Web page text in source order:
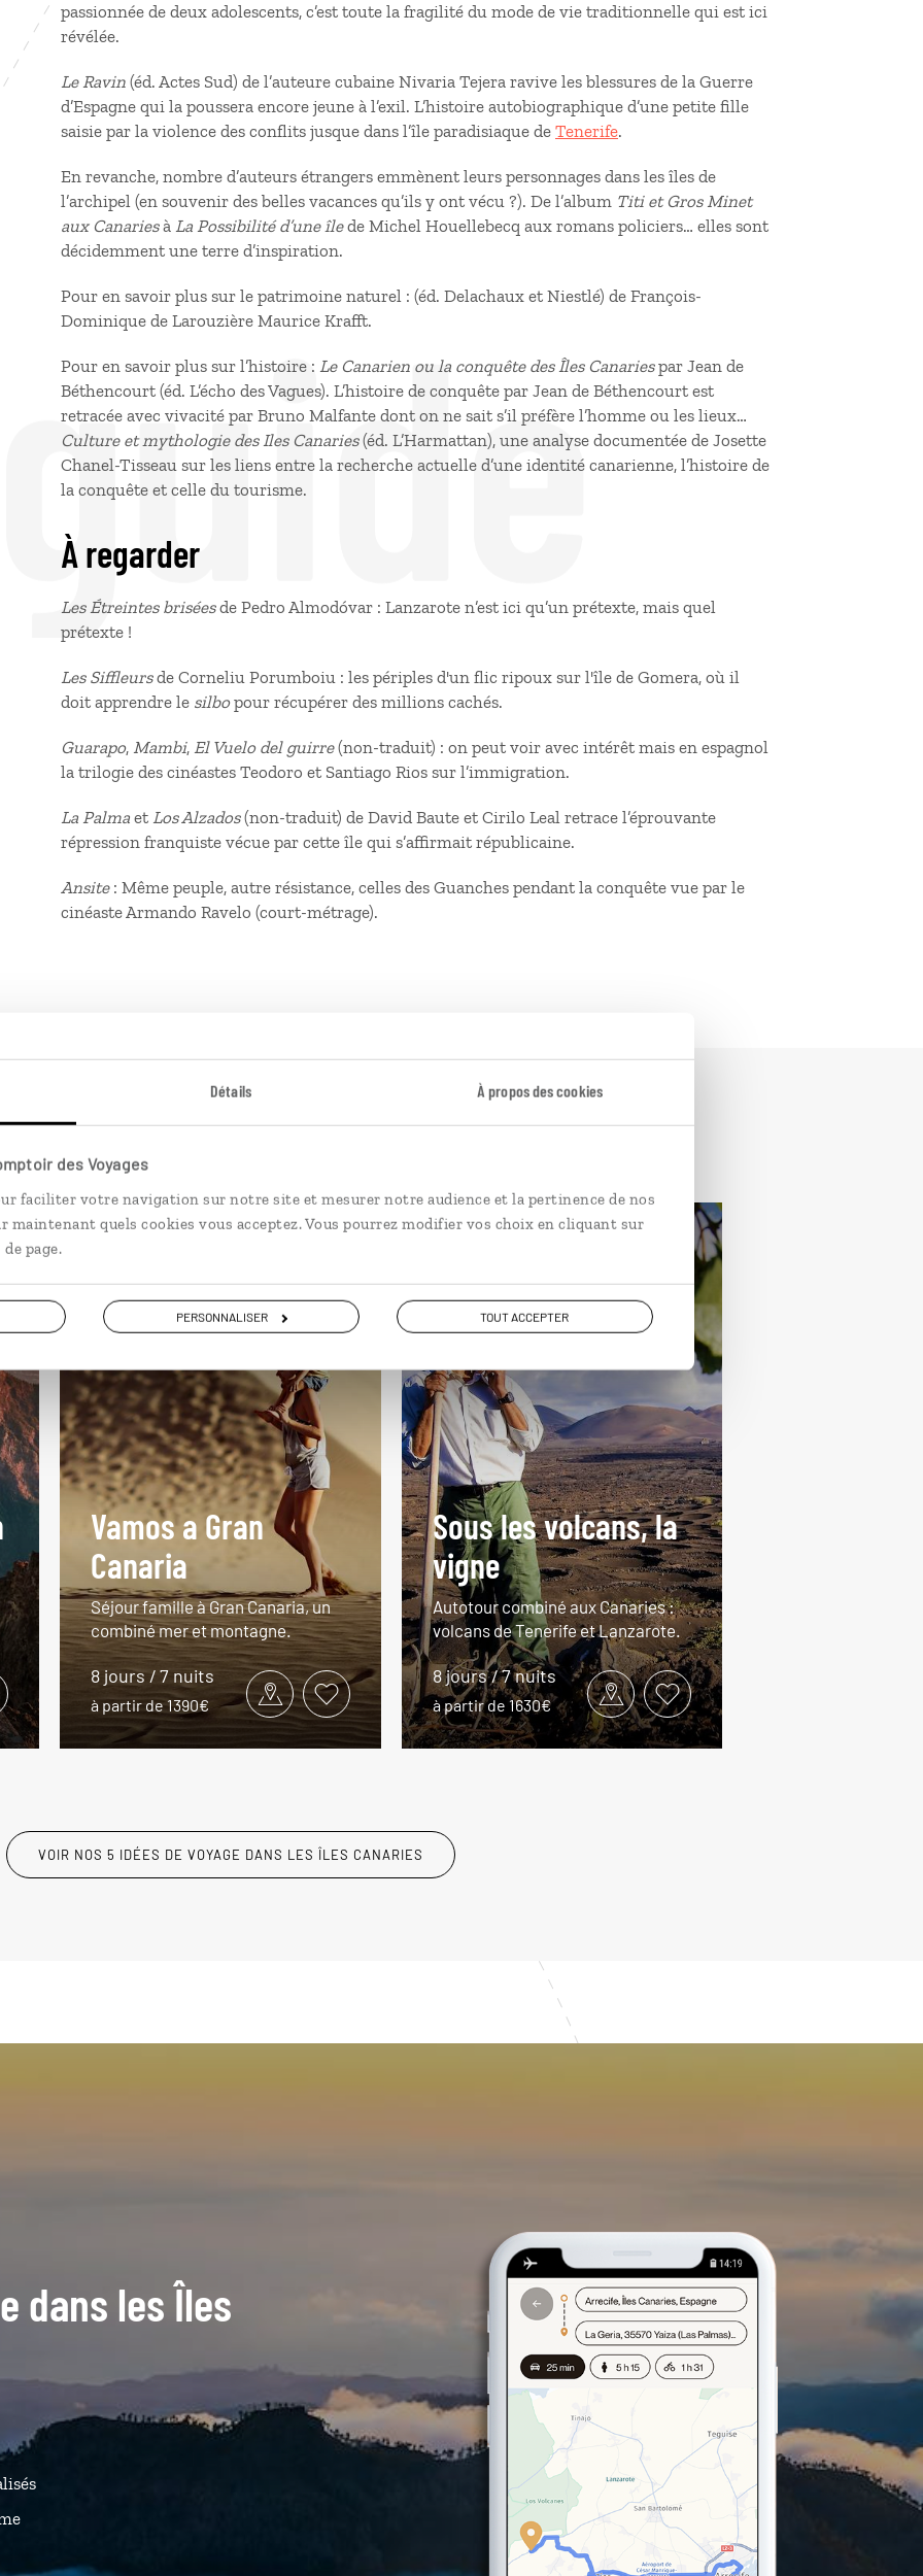
Détails À propos des cookies
des Voyages
faciliter votre navigation sur notre site et mesurer notre audience et la pertinence de nos
maintenant quels cookies vous acceptez. Vous pourrez modifier vos choix en cliquant sur
page.
PERSONNALISER TOUT ACCEPTER
passionnée de deux adolescents, c’est toute la fragilité du mode de vie traditionnelle qui est ici
révélée.
Le Ravin (éd. Actes Sud) de l’auteure cubaine Nivaria Tejera ravive les blessures de la Guerre
d’Espagne qui la poussera encore jeune à l’exil. L’histoire autobiographique d’une petite fille
saisie par la violence des conflits jusque dans l’île paradisiaque de Tenerife.
En revanche, nombre d’auteurs étrangers emmènent leurs personnages dans les îles de
l’archipel (en souvenir des belles vacances qu’ils y ont vécu ?). De l’album Titi et Gros Minet
aux Canariesà La Possibilité d’une îlede Michel Houellebecq aux romans policiers… elles sont
décidemment une terre d’inspiration.
Pour en savoir plus sur le patrimoine naturel : (éd. Delachaux et Niestlé) de François-
Dominique de Larouzière Maurice Krafft.
Pour en savoir plus sur l’histoire : Le Canarien ou la conquête des Îles Canariespar Jean de
Béthencourt (éd. L’écho des Vagues). L’histoire de conquête par Jean de Béthencourt est
retracée avec vivacité par Bruno Malfante dont on ne sait s’il préfère l’homme ou les lieux…
Culture et mythologie des Iles Canaries(éd. L’Harmattan), une analyse documentée de Josette
Chanel-Tisseau sur les liens entre la recherche actuelle d’une identité canarienne, l’histoire de
la conquête et celle du tourisme.
À regarder
Les Étreintes briséesde Pedro Almodóvar : Lanzarote n’est ici qu’un prétexte, mais quel
prétexte !
Les Siffleursde Corneliu Porumboiu : les périples d'un flic ripoux sur l'île de Gomera, où il
doit apprendre le silbopour récupérer des millions cachés.
Guarapo, Mambi, El Vuelo del guirre(non-traduit) : on peut voir avec intérêt mais en espagnol
la trilogie des cinéastes Teodoro et Santiago Rios sur l’immigration.
La Palma et Los Alzados(non-traduit) de David Baute et Cirilo Leal retrace l’éprouvante
répression franquiste vécue par cette île qui s’affirmait républicaine.
Ansite: Même peuple, autre résistance, celles des Guanches pendant la conquête vue par le
cinéaste Armando Ravelo (court-métrage).
les Îles Canaries
Vamos a Gran
Canaria
Séjour famille à Gran Canaria, un
combiné mer et montagne.
8 jours / 7 nuits
à partir de 1390€
Sous les volcans, la
vigne
Autotour combiné aux Canaries :
volcans de Tenerife et Lanzarote.
8 jours / 7 nuits
à partir de 1630€
VOIR NOS 5 IDÉES DE VOYAGE DANS LES ÎLES CANARIES
dans les Îles